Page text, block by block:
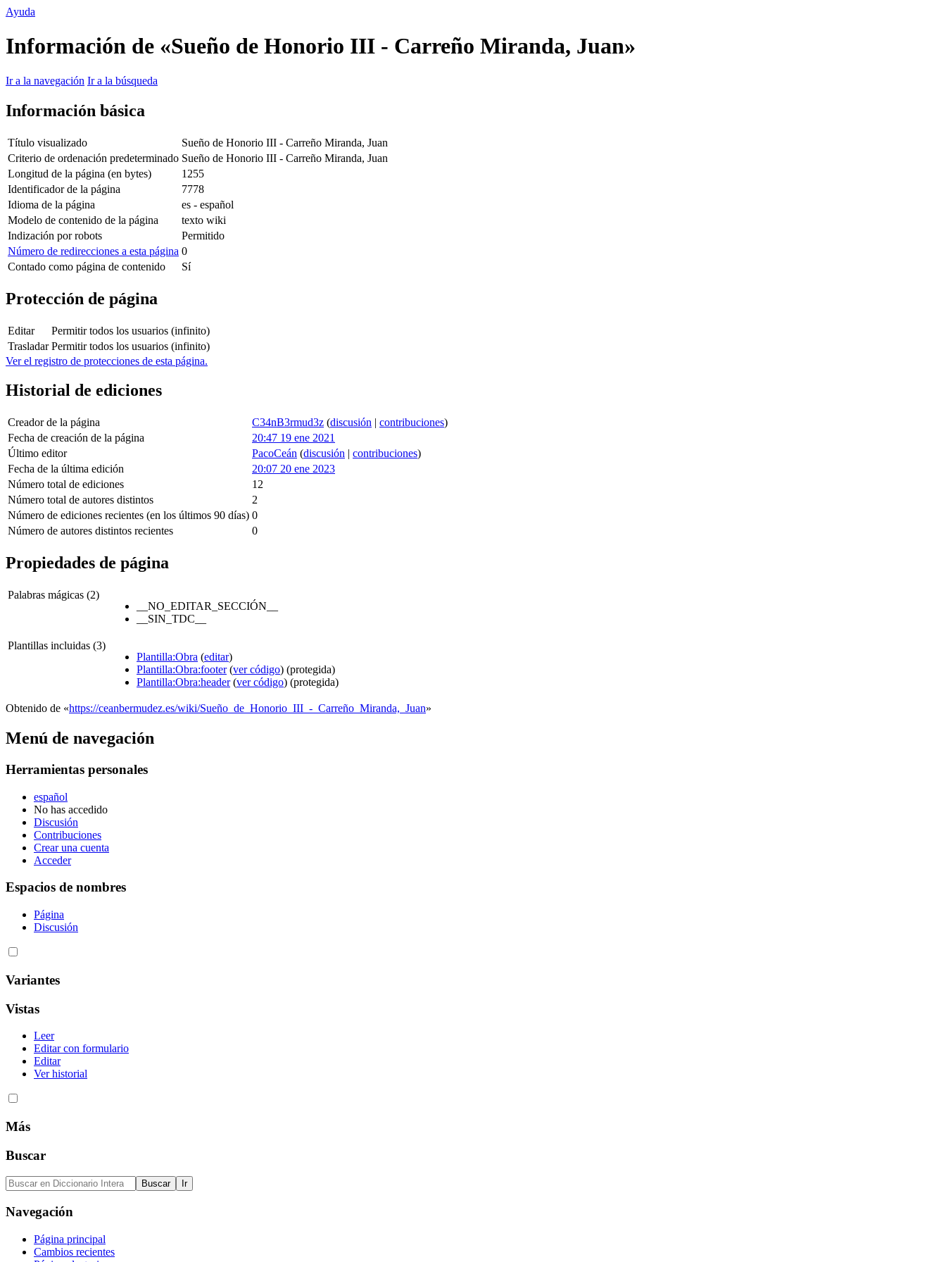
Ayuda
Información de «Sueño de Honorio III - Carreño Miranda, Juan»
Ir a la navegación Ir a la búsqueda
Información básica
Título visualizado
Sueño de Honorio III - Carreño Miranda, Juan
Criterio de ordenación predeterminado Sueño de Honorio III - Carreño Miranda, Juan
Longitud de la página (en bytes)
1255
Identificador de la página
7778
Idioma de la página
es - español
Modelo de contenido de la página
texto wiki
Indización por robots
Permitido
Número de redirecciones a esta página 0
Contado como página de contenido
Sí
Protección de página
Editar
Permitir todos los usuarios (infinito)
Trasladar Permitir todos los usuarios (infinito)
Ver el registro de protecciones de esta página.
Historial de ediciones
Creador de la página C34nB3rmud3z (discusión | contribuciones)
Fecha de creación de la página
20:47 19 ene 2021
Último editor
PacoCeán (discusión | contribuciones)
Fecha de la última edición
20:07 20 ene 2023
Número total de ediciones
12
Número total de autores distintos
2
Número de ediciones recientes (en los últimos 90 días) 0
Número de autores distintos recientes
0
Propiedades de página
Palabras mágicas (2)
__NO_EDITAR_SECCIÓN__
__SIN_TDC__
Plantillas incluidas (3)
Plantilla:Obra (editar)
Plantilla:Obra:footer(ver código) (protegida)
Plantilla:Obra:header(ver código) (protegida)
Obtenido de «https://ceanbermudez.es/wiki/Sueño_de_Honorio_III_-_Carreño_Miranda,_Juan»
Menú de navegación
Herramientas personales
español
No has accedido
Discusión
Contribuciones
Crear una cuenta
Acceder
Espacios de nombres
Página
Discusión
Variantes
Vistas
Leer
Editar con formulario
Editar
Ver historial
Más
Buscar
Navegación
Página principal
Cambios recientes